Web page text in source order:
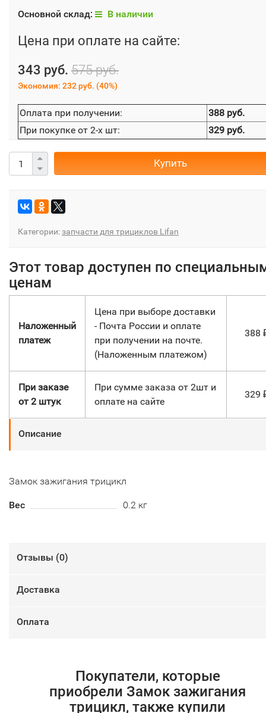
Основной склад: В наличии
Цена при оплате на сайте:
343 руб. 575 руб.
Экономия: 232 руб. (40%)
Оплата при получении:
388 руб.
При покупке от 2-х шт:
329 руб.
Купить
Категории:запчасти для трициклов Lifan
Этот товар доступен по
ценам
Наложенный
платеж
Цена при выборе доставки
- Почта России и оплате
при получении на почте.
(Наложенным платежом)
388
При заказе
от 2 штук
При сумме заказа от 2шт и
оплате на сайте
329
Описание
Замок зажигания трицикл
Вес 0.2 кг
Отзывы (0)
Доставка
Оплата
Покупатели, которые
приобрели Замок зажигания
трицикл, также купили